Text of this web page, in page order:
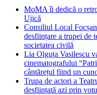
MoMA îi dedică o
Ujică
Consiliul Local
desființare a trupei de
societatea civilă
Lia Olguța Vasilescu
cinematografului
cântărețul fiind un
Trupa de actori a
desființată azi prin